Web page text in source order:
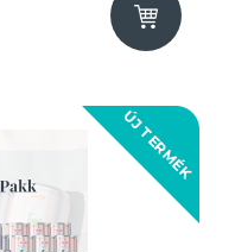
ÚJ TERMÉK